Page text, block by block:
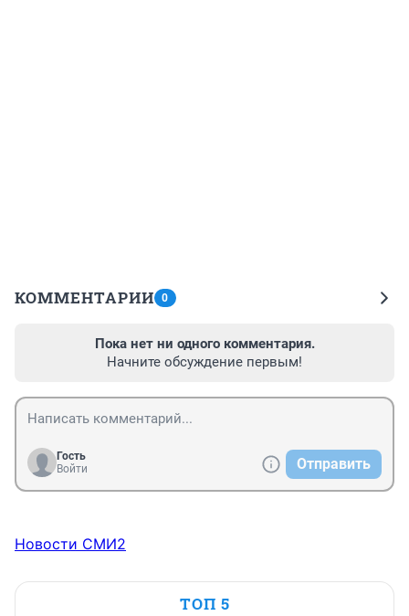
КОММЕНТАРИИ 0
Пока нет ни одного комментария.
Начните обсуждение первым!
Гость
Войти
Отправить
Новости СМИ2
ТОП 5